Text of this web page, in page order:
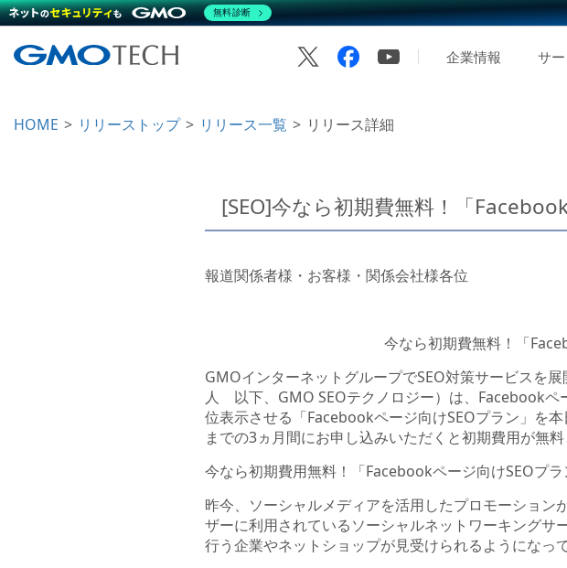
企業情報 サ
HOME リリーストップ リリース一覧 リリース詳細
[SEO]今なら初期費無料！「
報道関係者様・お客様・関係会社様各位
今なら初期費無料！「
GMOインターネットグループでSEO対策サービスを
人 以下、GMO SEOテクノロジー）は、Facebook
位表示させる「Facebookページ向けSEOプラン」を
までの3ヵ月間にお申し込みいただくと初期費用が無
今なら初期費用無料！「Facebookページ向けSEOプ
昨今、ソーシャルメディアを活用したプロモーショ
ザーに利用されているソーシャルネットワーキング
行う企業やネットショップが見受けられるようになっ
無料診断